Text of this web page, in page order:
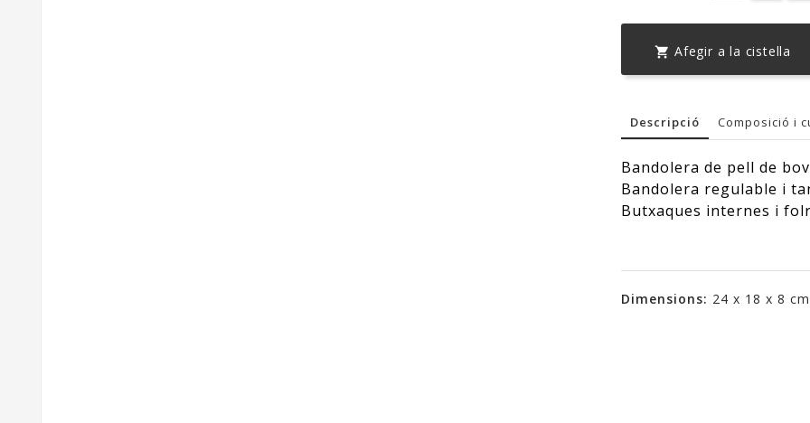
 Afegir a la cistella
Descripció Composició i
Bandolera de pell de
Bandolera regulable i
Butxaques internes i
Dimensions: 24 x 18 x 8 cm